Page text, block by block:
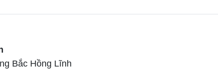
Bắc Hồng Lĩnh